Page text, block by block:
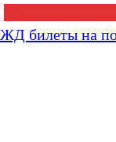
ЖД билеты на